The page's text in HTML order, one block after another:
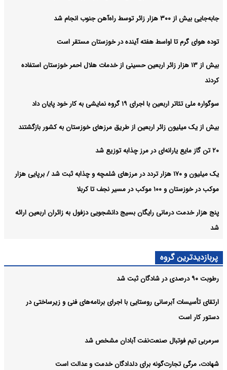
جابه‌جایی بیش از ۳۰۰ هزار زائر توسط راه‌آهن جنوب انجام شد
توده هوای گرم تا اواسط هفته آینده در خوزستان مستقر است
بیش از ۱۳ هزار زائر اربعین حسینی از خدمات هلال احمر خوزستان استفاده
کردند
سوگواره ملی تئاتر اربعین با اجرای ۱۹ گروه نمایشی به کار خود پایان داد
بیش از یک میلیون زائر اربعین از طریق مرزهای خوزستان به کشور بازگشتند
۲۰ تن گاز مایع یارانه‌ای در مرز چذابه توزیع شد
یک میلیون و ۱۷۰ هزار تردد در مرزهای شلمچه و چذابه ثبت شد / برپایی هزار
موکب در خوزستان و ۱۰۰ موکب در مسیر نجف تا کربلا
پنج هزار خدمت درمانی رایگان بسیج دانشجویی دزفول به زائران اربعین ارائه
شد
پربازدیدترین گروه
رطوبت ۹۰ درصدی در شادگان ثبت شد
ارتقای تأسیسات آبرسانی روستایی با اجرای برنامه‌های فنی و زیرساختی در
دستور کار است
سرمربی تیم فوتبال صنعت‌نفت آبادان مشخص شد
شهادت، مرگی تجارت‌گونه برای دلدادگان خدمت و عدالت است